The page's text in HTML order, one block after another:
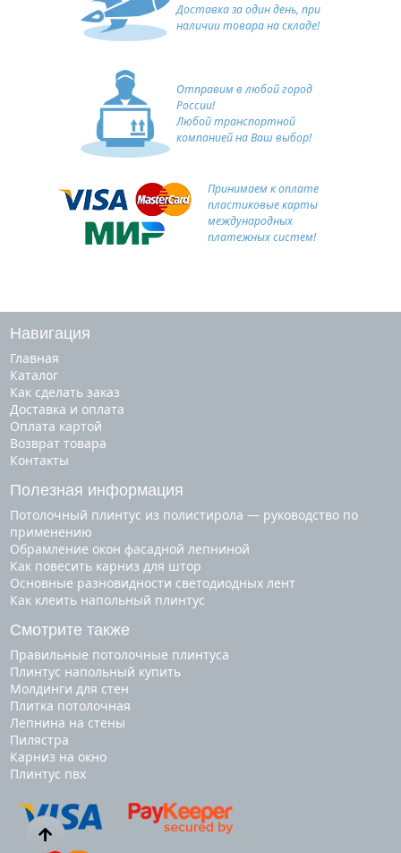
Доставка за один день, при
наличии товара на складе!
Отправим в любой город
России!
Любой транспортной
компанией на Ваш выбор!
Принимаем к оплате
пластиковые карты
международных
платежных систем!
Навигация
Главная
Каталог
Как сделать заказ
Доставка и оплата
Оплата картой
Возврат товара
Контакты
Полезная информация
Потолочный плинтус из полистирола — руководство по
применению
Обрамление окон фасадной лепниной
Как повесить карниз для штор
Основные разновидности светодиодных лент
Как клеить напольный плинтус
Смотрите также
правильные потолочные плинтуса
плинтус напольный купить
молдинги для стен
плитка потолочная
лепнина на стены
пилястра
карниз на окно
плинтус пвх